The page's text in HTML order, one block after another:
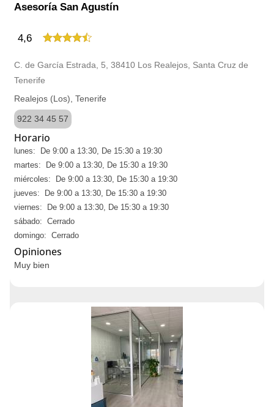
Asesoría San Agustín
4,6
C. de García Estrada, 5, 38410 Los Realejos, Santa Cruz de
Tenerife
Realejos (Los), Tenerife
922 34 45 57
Horario
lunes: De 9:00 a 13:30, De 15:30 a 19:30
martes: De 9:00 a 13:30, De 15:30 a 19:30
miércoles: De 9:00 a 13:30, De 15:30 a 19:30
jueves: De 9:00 a 13:30, De 15:30 a 19:30
viernes: De 9:00 a 13:30, De 15:30 a 19:30
sábado: Cerrado
domingo: Cerrado
Opiniones
Muy bien